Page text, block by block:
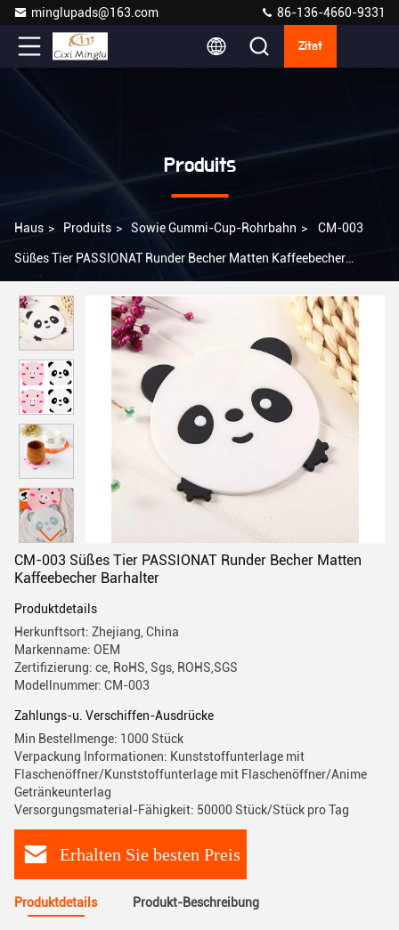
minglupads@163.com 86-136-4660-9331
Zitat
Produits
Haus > Produits > Sowie Gummi-Cup-Rohrbahn > CM-003
Süßes Tier PASSIONAT Runder Becher Matten Kaffeebecher
CM-003 Süßes Tier PASSIONAT Runder Becher Matten
Kaffeebecher Barhalter
Produktdetails
Herkunftsort: Zhejiang, China
Markenname: OEM
Zertifizierung: ce, RoHS, Sgs, ROHS,SGS
Modellnummer: CM-003
Zahlungs-u. Verschiffen-Ausdrücke
Min Bestellmenge: 1000 Stück
Verpackung Informationen: Kunststoffunterlage mit
Flaschenöffner/Kunststoffunterlage mit Flaschenöffner/Anime
Getränkeunterlag
Versorgungsmaterial-Fähigkeit: 50000 Stück/Stück pro Tag
Erhalten Sie besten Preis
Produktdetails Produkt-Beschreibung